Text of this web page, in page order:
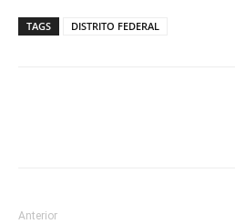
TAGS DISTRITO FEDERAL
Anterior